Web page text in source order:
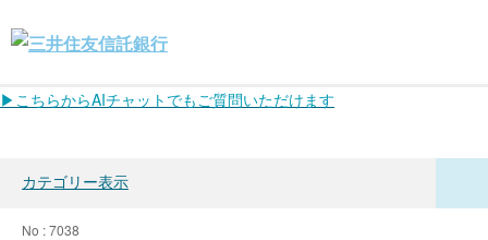
▶こちらからAIチャットでもご質問いただけます
カテゴリー表示
No : 7038